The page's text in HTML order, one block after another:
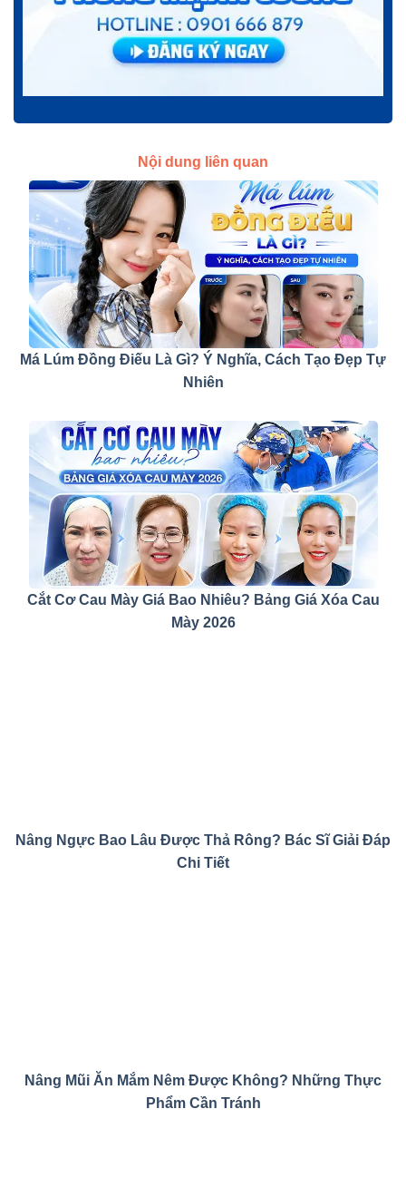
Nội dung liên quan
Má Lúm Đồng Điếu Là Gì? Ý Nghĩa, Cách Tạo Đẹp Tự
Nhiên
Cắt Cơ Cau Mày Giá Bao Nhiêu? Bảng Giá Xóa Cau
Mày 2026
Nâng Ngực Bao Lâu Được Thả Rông? Bác Sĩ Giải Đáp
Chi Tiết
Nâng Mũi Ăn Mắm Nêm Được Không? Những Thực
Phẩm Cần Tránh